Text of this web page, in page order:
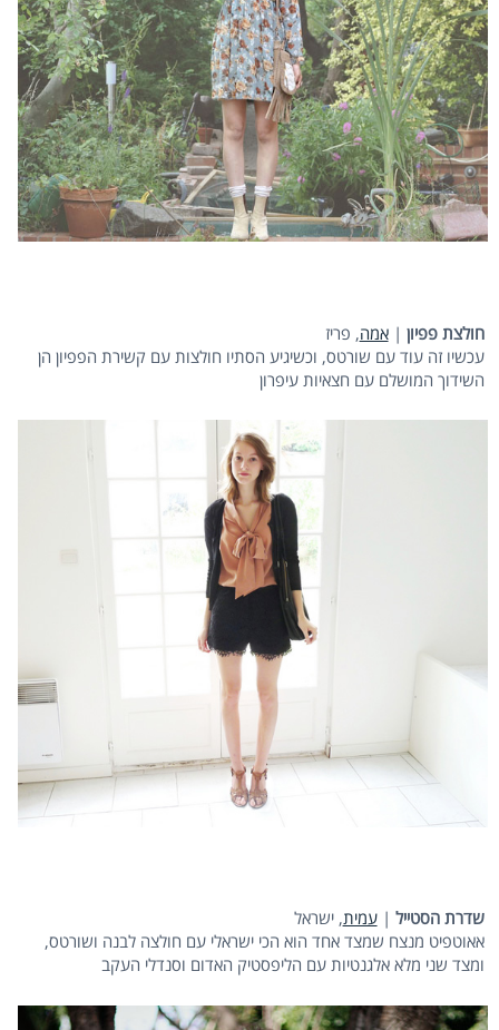
חולצת פפיון |אמה, פריז
עכשיו זה עוד עם שורטס, וכשיגיע הסתיו חולצות עם קשירת הפפיון הן
השידוך המושלם עם חצאיות עיפרון
שדרת הסטייל |עמית, ישראל
אאוטפיט מנצח שמצד אחד הוא הכי ישראלי עם חולצה לבנה ושורטס,
ומצד שני מלא אלגנטיות עם הליפסטיק האדום וסנדלי העקב